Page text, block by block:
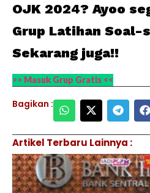
OJK 2024? Ayoo
Grup Latihan Soal-
Sekarang juga!!
>> Masuk Grup Gratis <<
Bagikan :
Artikel Terbaru Lainnya :